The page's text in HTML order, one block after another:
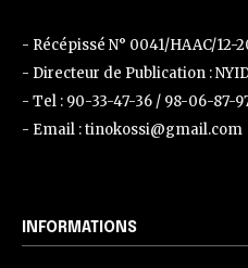
- Récépissé N° 0041/HAAC/12-
- Directeur de Publication :
- Tel : 90-33-47-36 / 98-06-87-
- Email : tinokossi@gmail.com
INFORMATIONS